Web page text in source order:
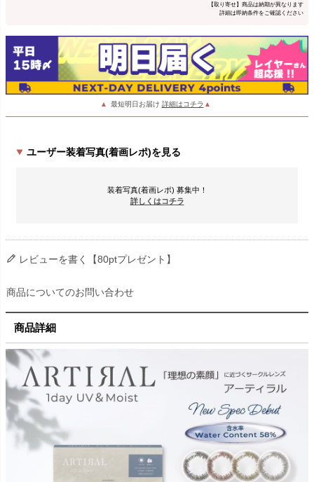
【取り寄せ】商品は納期が異なります
詳細は即納条件をご確認ください
▲ 最短明日お届け 詳細はコチラ ▲
ユーザー装着写真(着画レポ)を見る
装着写真(着画レポ) 募集中！
詳しくはコチラ
レビューを書く【80ptプレゼント】
商品についてのお問い合わせ
商品詳細